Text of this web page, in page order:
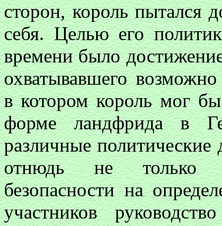
сторон, король пытался
себя. Целью его
времени было
охватывавшего
в котором король мог
форме ландфрида в
различные
отнюдь не только
безопасности на
участников